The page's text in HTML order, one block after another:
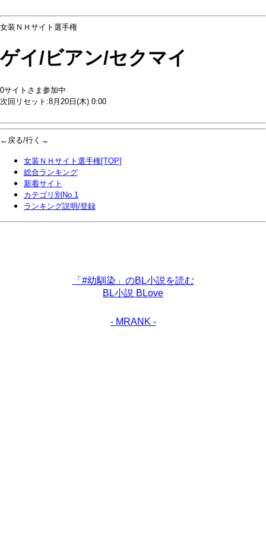
女装ＮＨサイト選手権
ゲイ/ビアン/セクマイ
0サイトさま参加中
次回リセット:8月20日(木) 0:00
←戻る/行く→
女装ＮＨサイト選手権[TOP]
総合ランキング
新着サイト
カテゴリ別No.1
ランキング説明/登録
「#幼馴染」のBL小説を読む
BL小説 BLove
- MRANK -